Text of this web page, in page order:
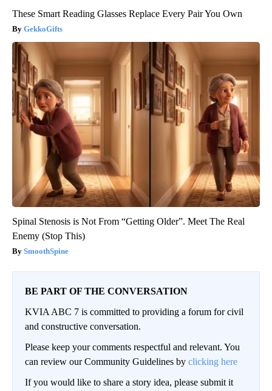
These Smart Reading Glasses Replace Every Pair You Own
GekkoGifts
Spinal Stenosis is Not From “Getting Older”. Meet The Real
Enemy (Stop This)
SmoothSpine
BE PART OF THE CONVERSATION
KVIA ABC 7 is committed to providing a forum for civil
and constructive conversation.
Please keep your comments respectful and relevant. You
can review our Community Guidelines by clicking here
If you would like to share a story idea, please submit it